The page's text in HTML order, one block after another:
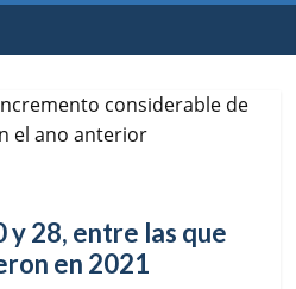
y 28, entre las que
en 2021